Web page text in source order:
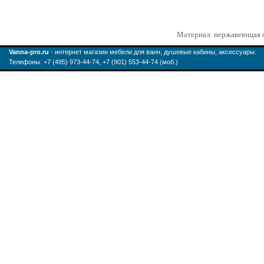
Материал: нержавеющая
Vanna-pro.ru - интернет магазин мебели для ванн, душевые кабины, аксессуары.
Телефоны: +7 (495) 973-44-74, +7 (901) 553-44-74 (моб.)